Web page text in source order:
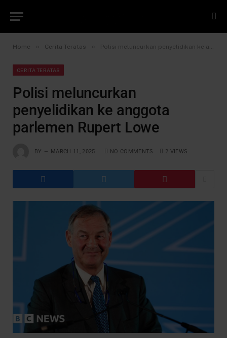
Home Cerita Teratas Polisi meluncurkan penyelidikan ke anggota parlemen Rupert Lowe
CERITA TERATAS
Polisi meluncurkan
penyelidikan ke anggota
parlemen Rupert Lowe
BY MARCH 11, 2025 NO COMMENTS 2 VIEWS